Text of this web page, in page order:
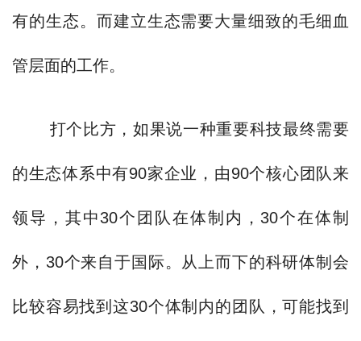
有的生态。而建立生态需要大量细致的毛细血
管层面的工作。
打个比方，如果说一种重要科技最终需要
的生态体系中有90家企业，由90个核心团队来
领导，其中30个团队在体制内，30个在体制
外，30个来自于国际。从上而下的科研体制会
比较容易找到这30个体制内的团队，可能找到